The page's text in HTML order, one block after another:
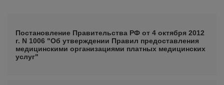
Постановление Правительства РФ от 4 октября 2012
г. N 1006 "Об утверждении Правил предоставления
медицинскими организациями платных медицинских
услуг"